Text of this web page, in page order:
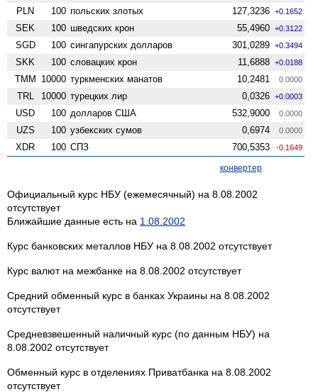
PLN 100 польских злотых 127,3236 +0.1652
SEK 100 шведских крон 55,4960 +0.3122
SGD 100 сингапурских долларов 301,0289 +0.3494
SKK 100 словацких крон 11,6888 +0.0188
TMM 10000 туркменских манатов 10,2481 0.0000
TRL 10000 турецких лир 0,0326 +0.0003
USD 100 долларов США 532,9000 0.0000
UZS 100 узбекских сумов 0,6974 0.0000
XDR 100 СПЗ 700,5353 -0.1649
конвертер
Официальный курс НБУ (ежемесячный) на 8.08.2002
отсутствует
Ближайшие данные есть на 1.08.2002
Курс банковских металлов НБУ на 8.08.2002 отсутствует
Курс валют на межбанке на 8.08.2002 отсутствует
Средний обменный курс в банках Украины на 8.08.2002
отсутствует
Средневзвешенный наличный курс (по данным НБУ) на
8.08.2002 отсутствует
Обменный курс в отделениях Приватбанка на 8.08.2002
отсутствует